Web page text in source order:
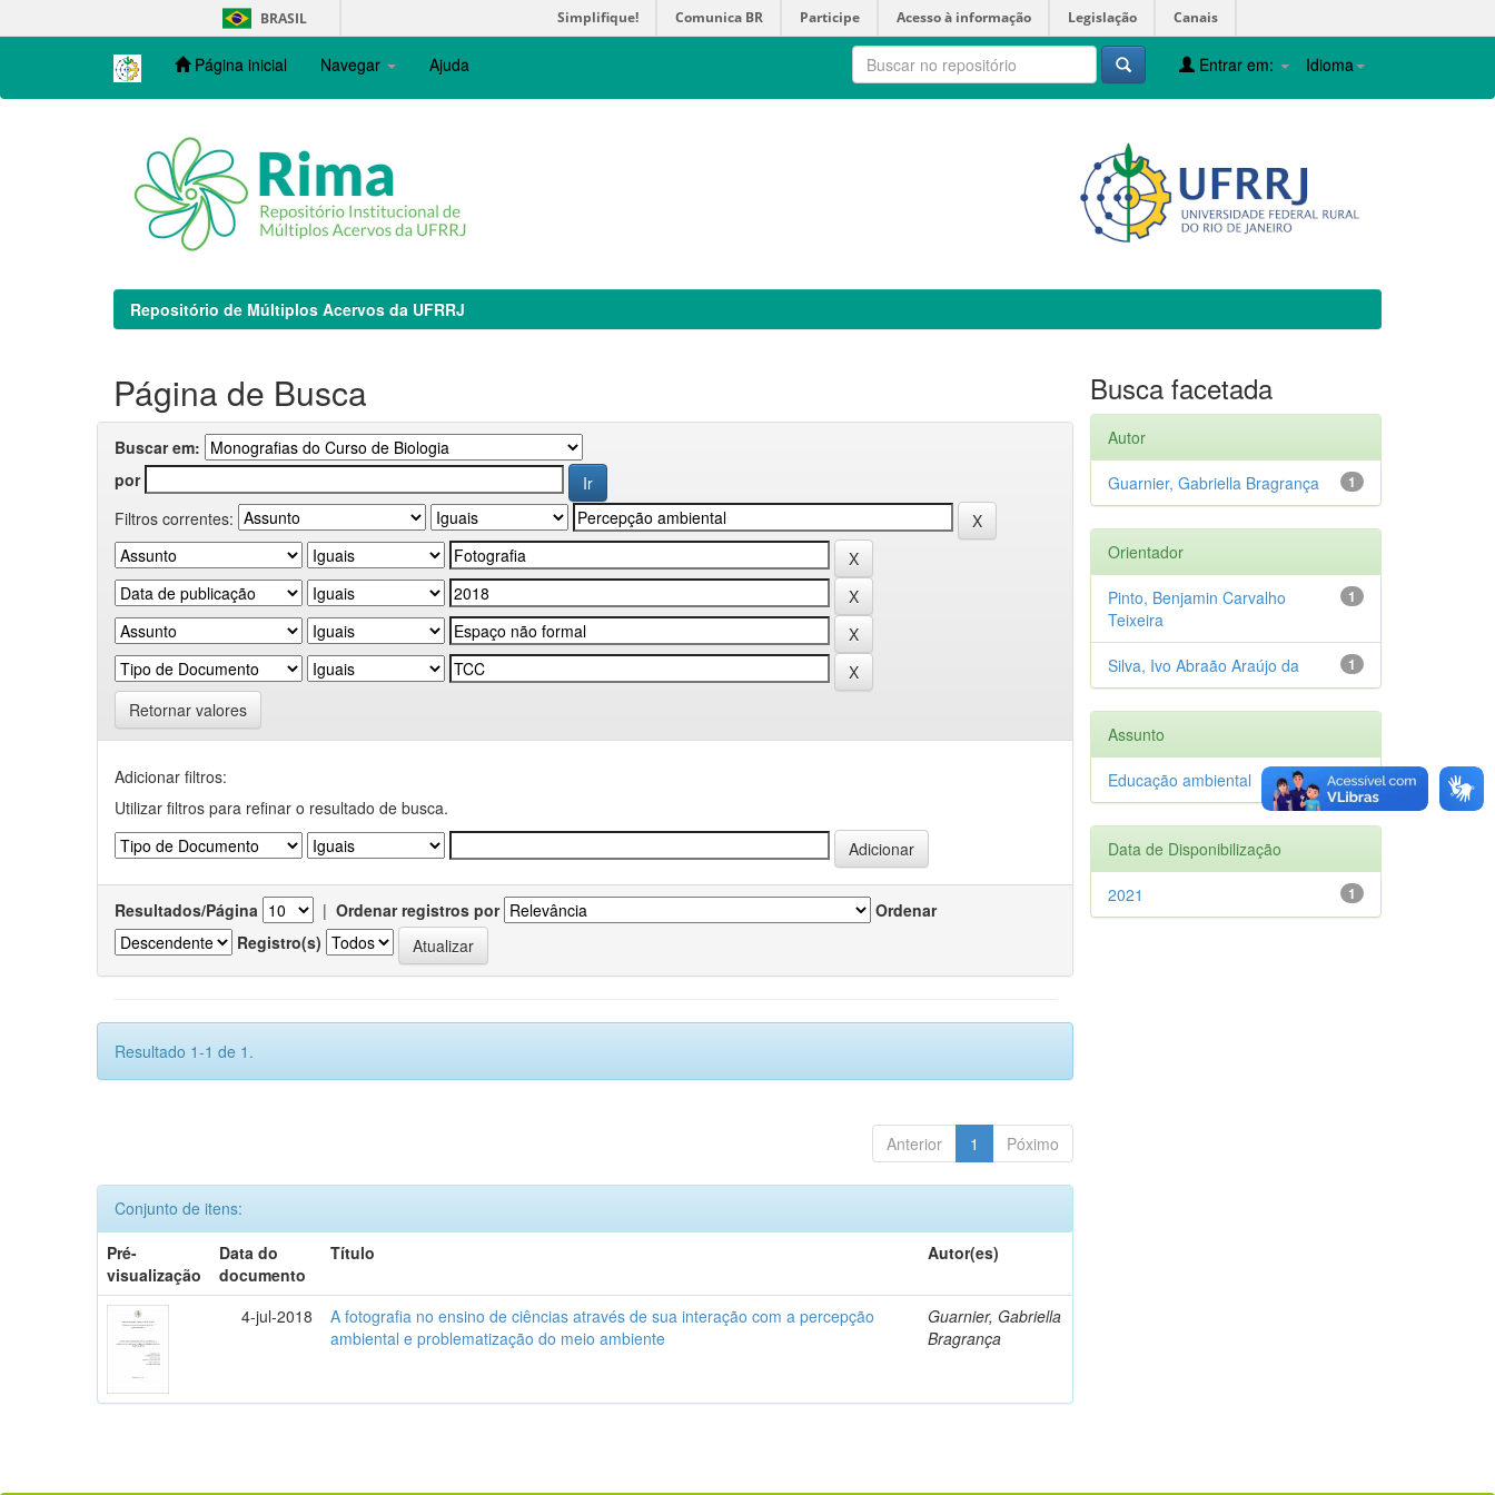
navigation
BRASIL Simplifique! Comunica BR Participe Acesso à informação Legislação Canais
Página inicial Navegar Ajuda Idioma
Entrar em:
Repositório de Múltiplos Acervos da UFRRJ
Página de Busca
Buscar em:
por
Filtros correntes:
Retornar valores
Adicionar filtros:
Utilizar filtros para refinar o resultado de busca.
Resultados/Página | Ordenar registros por
Ordenar
Registro(s)
Resultado 1-1 de 1.
Anterior 1 Póximo
Conjunto de itens:
Pré-
visualização
Data do
documento
Título Autor(es)
4-jul-2018
A fotografia no ensino de ciências através de sua interação com a percepção
ambiental e problematização do meio ambiente
Guarnier, Gabriella
Bragrança
Busca facetada
Autor
1
Guarnier, Gabriella Bragrança
Orientador
1
Pinto, Benjamin Carvalho
Teixeira
1
Silva, Ivo Abraão Araújo da
Assunto
1
Educação ambiental
Data de Disponibilização
1
2021